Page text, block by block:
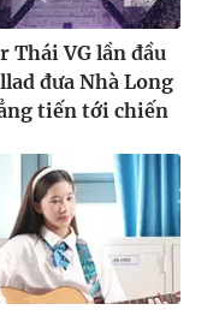
Thái VG lần đầu
đưa Nhà Long
tiến tới chiến